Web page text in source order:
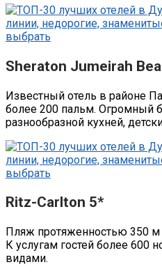
Sheraton Jumeirah
Известный отель в районе
более 200 пальм. Огромный
разнообразной кухней,
Ritz-Carlton 5*
Пляж протяженностью 350
К услугам гостей более 600
видами.